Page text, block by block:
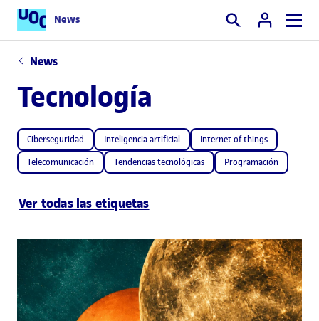
News Buscar
News
Tecnología
Ciberseguridad Inteligencia artificial
Internet of things
Telecomunicación
Tendencias tecnológicas Programación
Ver todas las etiquetas